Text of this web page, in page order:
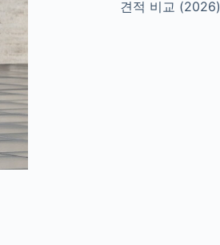
견적 비교 (2026)